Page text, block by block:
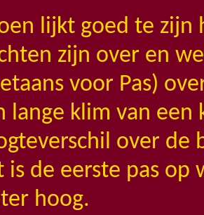
lijkt goed te zijn
zijn over en
voor Pas)
lange klim van een
over de
is de eerste pas op
hoog.